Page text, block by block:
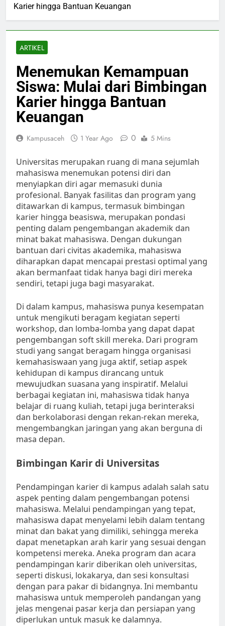
Karier hingga Bantuan Keuangan
ARTIKEL
Menemukan Kemampuan
Siswa: Mulai dari Bimbingan
Karier hingga Bantuan
Keuangan
Kampusaceh 1 Year Ago 0 5 Mins
Universitas merupakan ruang di mana sejumlah
mahasiswa menemukan potensi diri dan
menyiapkan diri agar memasuki dunia
profesional. Banyak fasilitas dan program yang
ditawarkan di kampus, termasuk bimbingan
karier hingga beasiswa, merupakan pondasi
penting dalam pengembangan akademik dan
minat bakat mahasiswa. Dengan dukungan
bantuan dari civitas akademika, mahasiswa
diharapkan dapat mencapai prestasi optimal yang
akan bermanfaat tidak hanya bagi diri mereka
sendiri, tetapi juga bagi masyarakat.
Di dalam kampus, mahasiswa punya kesempatan
untuk mengikuti beragam kegiatan seperti
workshop, dan lomba-lomba yang dapat dapat
pengembangan soft skill mereka. Dari program
studi yang sangat beragam hingga organisasi
kemahasiswaan yang juga aktif, setiap aspek
kehidupan di kampus dirancang untuk
mewujudkan suasana yang inspiratif. Melalui
berbagai kegiatan ini, mahasiswa tidak hanya
belajar di ruang kuliah, tetapi juga berinteraksi
dan berkolaborasi dengan rekan-rekan mereka,
mengembangkan jaringan yang akan berguna di
masa depan.
Bimbingan Karir di Universitas
Pendampingan karier di kampus adalah salah satu
aspek penting dalam pengembangan potensi
mahasiswa. Melalui pendampingan yang tepat,
mahasiswa dapat menyelami lebih dalam tentang
minat dan bakat yang dimiliki, sehingga mereka
dapat menetapkan arah karir yang sesuai dengan
kompetensi mereka. Aneka program dan acara
pendampingan karir diberikan oleh universitas,
seperti diskusi, lokakarya, dan sesi konsultasi
dengan para pakar di bidangnya. Ini membantu
mahasiswa untuk memperoleh pandangan yang
jelas mengenai pasar kerja dan persiapan yang
diperlukan untuk masuk ke dalamnya.